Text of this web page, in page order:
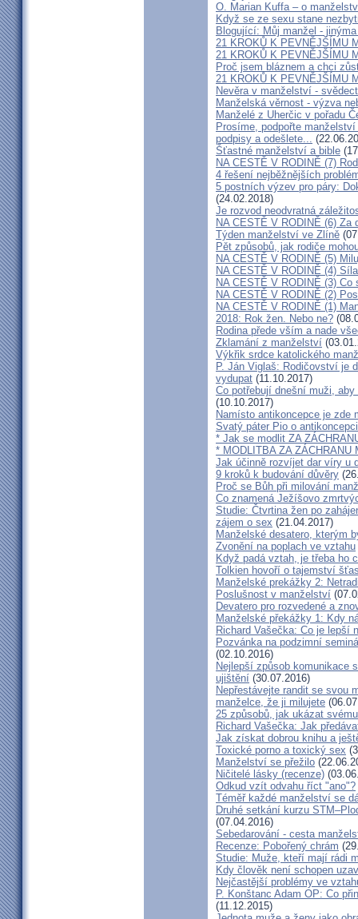
O. Marian Kuffa – o
Když se ze sexu stane
Blogující: Můj manžel -
21 KROKŮ K PEVNĚJŠÍMU
21 KROKŮ K PEVNĚJŠÍMU
Proč jsem bláznem a chci
21 KROKŮ K PEVNĚJŠÍMU
Nevěra v manželství -
Manželská věrnost - výzva
Manželé z Uherčic v pořadu
Prosíme, podpořte
podpisy a odešlete...
Šťastné manželství a bible
NA CESTĚ V RODINĚ (7)
4 řešení nejběžnějších
5 postních výzev pro páry:
(24.02.2018)
Je rozvod neodvratná
NA CESTĚ V RODINĚ (6) Za
Týden manželství ve Zlíně
Pět způsobů, jak rodiče
NA CESTĚ V RODINĚ (5)
NA CESTĚ V RODINĚ (4)
NA CESTĚ V RODINĚ (3) Co
NA CESTĚ V RODINĚ (2)
NA CESTĚ V RODINĚ (1)
2018: Rok žen. Nebo ne?
Rodina přede vším a nade
Zklamání z manželství
Výkřik srdce katolického
P. Ján Viglaš: Rodičovství je
vydupat (11.10.2017)
Co potřebují dnešní muži,
(10.10.2017)
Namísto antikoncepce je zde
Svatý páter Pio o antikoncepci
* Jak se modlit ZA
* MODLITBA ZA ZÁCHRANU
Jak účinně rozvíjet dar víry u
9 kroků k budování důvěry
Proč se Bůh při milování
Co znamená Ježíšovo
Studie: Čtvrtina žen po
zájem o sex (21.04.2017)
Manželské desatero, kterým
Zvonění na poplach ve vztahu
Když padá vztah, je třeba ho
Tolkien hovoří o tajemství
Manželské prekážky 2:
Poslušnost v manželství
Devatero pro rozvedené a
Manželské překážky 1: Kdy
Richard Vašečka: Co je lepší
Pozvánka na podzimní
(02.10.2016)
Nejlepší způsob komunikace
ujištění (30.07.2016)
Nepřestávejte randit se svou
manželce, že ji milujete
25 způsobů, jak ukázat
Richard Vašečka: Jak
Jak získat dobrou knihu a
Toxické porno a toxický sex
Manželství se přežilo
Ničitelé lásky (recenze)
Odkud vzít odvahu říct "ano"?
Téměř každé manželství se
Druhé setkání kurzu
(07.04.2016)
Sebedarování - cesta
Recenze: Pobořený chrám
Studie: Muže, kteří mají rádi
Kdy člověk není schopen
Nejčastější problémy ve
P. Konštanc Adam OP: Co
(11.12.2015)